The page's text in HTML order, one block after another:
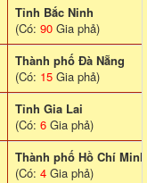
Tỉnh Bắc Ninh
(Có: 90 Gia phả)
Thành phố Đà Nẵng
(Có: 15 Gia phả)
Tỉnh Gia Lai
(Có: 6 Gia phả)
Thành phố Hồ Chí Minh
(Có: 4 Gia phả)